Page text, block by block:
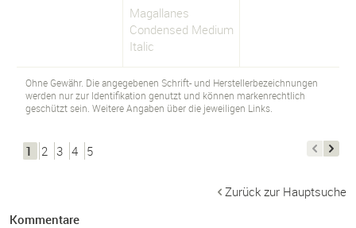
Magallanes
Condensed Medium
Italic
Ohne Gewähr. Die angegebenen Schrift- und Herstellerbezeichnungen
werden nur zur Identifikation genutzt und können markenrechtlich
geschützt sein. Weitere Angaben über die jeweiligen Links.
1 2 3 4 5
Zurück zur Hauptsuche
Kommentare